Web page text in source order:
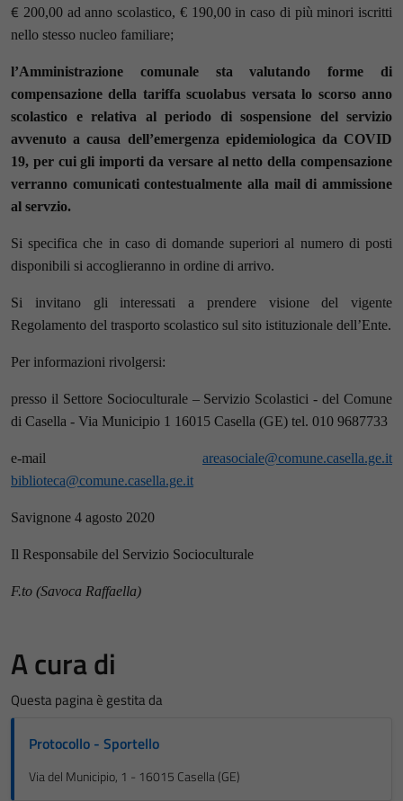
€ 200,00 ad anno scolastico, € 190,00 in caso di più minori iscritti
nello stesso nucleo familiare;
l’Amministrazione comunale sta valutando forme di
compensazione della tariffa scuolabus versata lo scorso anno
scolastico e relativa al periodo di sospensione del servizio
avvenuto a causa dell’emergenza epidemiologica da COVID
19, per cui gli importi da versare al netto della compensazione
verranno comunicati contestualmente alla mail di ammissione
al servzio.
Si specifica che in caso di domande superiori al numero di posti
disponibili si accoglieranno in ordine di arrivo.
Si invitano gli interessati a prendere visione del vigente
Regolamento del trasporto scolastico sul sito istituzionale dell’Ente.
Per informazioni rivolgersi:
presso il Settore Socioculturale – Servizio Scolastici - del Comune
di Casella - Via Municipio 1 16015 Casella (GE) tel. 010 9687733
e-mail areasociale@comune.casella.ge.it
biblioteca@comune.casella.ge.it
Savignone 4 agosto 2020
Il Responsabile del Servizio Socioculturale
F.to (Savoca Raffaella)
A cura di
Questa pagina è gestita da
Protocollo - Sportello
Via del Municipio, 1 - 16015 Casella (GE)